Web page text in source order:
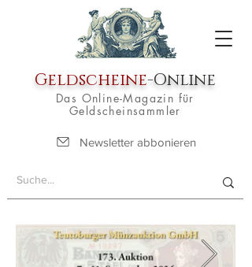
Geldscheine-Online
Das Online-Magazin für
Geldscheinsammler
Newsletter abbonieren